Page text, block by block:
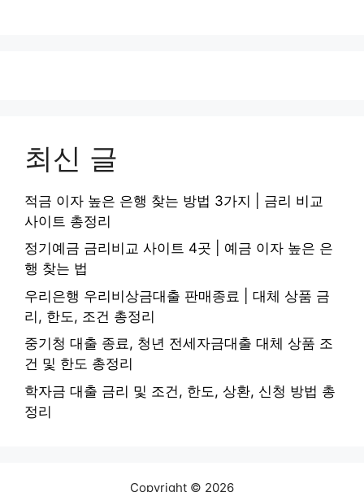
최신 글
적금 이자 높은 은행 찾는 방법 3가지 | 금리 비교
사이트 총정리
정기예금 금리비교 사이트 4곳 | 예금 이자 높은 은
행 찾는 법
우리은행 우리비상금대출 판매종료 | 대체 상품 금
리, 한도, 조건 총정리
중기청 대출 종료, 청년 전세자금대출 대체 상품 조
건 및 한도 총정리
학자금 대출 금리 및 조건, 한도, 상환, 신청 방법 총
정리
Copyright © 2026